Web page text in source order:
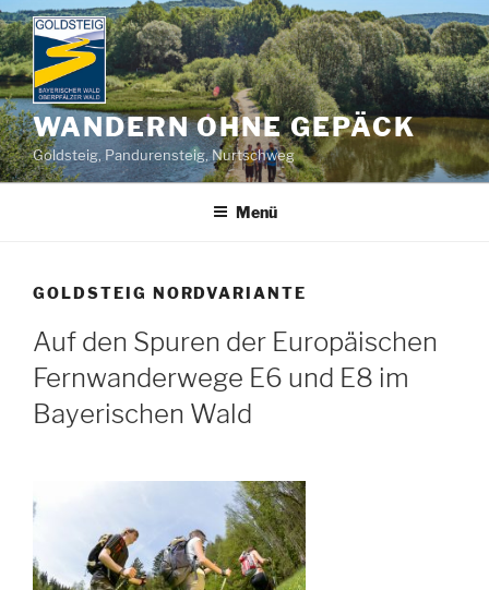
Zum
Inhalt
springen
WANDERN OHNE GEPÄCK
Goldsteig, Pandurensteig, Nurtschweg
Menü
GOLDSTEIG NORDVARIANTE
Auf den Spuren der Europäischen
Fernwanderwege E6 und E8 im
Bayerischen Wald